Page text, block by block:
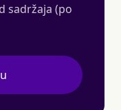
sadržaja (po